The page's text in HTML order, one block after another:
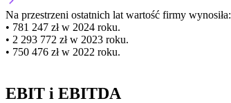
Na przestrzeni ostatnich lat wartość firmy wynosiła:
• 781 247 zł w 2024 roku.
• 2 293 772 zł w 2023 roku.
• 750 476 zł w 2022 roku.
EBIT i EBITDA